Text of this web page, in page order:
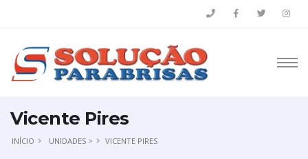
Vicente Pires
INÍCIO UNIDADES > VICENTE PIRES